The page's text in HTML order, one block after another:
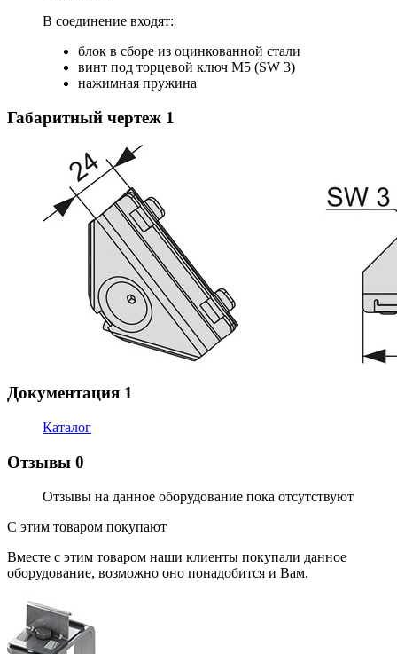
В соединение входят:
блок в сборе из оцинкованной стали
винт под торцевой ключ M5 (SW 3)
нажимная пружина
Габаритный чертеж 1
Документация 1
Каталог
Отзывы 0
Отзывы на данное оборудование пока отсутствуют
С этим товаром покупают
Вместе с этим товаром наши клиенты покупали данное
оборудование, возможно оно понадобится и Вам.